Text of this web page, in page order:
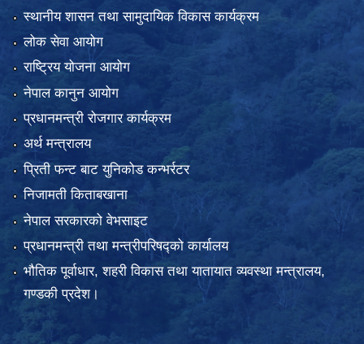
स्थानीय शासन तथा सामुदायिक विकास कार्यक्रम
लोक सेवा आयोग
राष्ट्रिय योजना आयोग
नेपाल कानुन आयोग
प्रधानमन्त्री रोजगार कार्यक्रम
अर्थ मन्त्रालय
प्रिती फन्ट बाट युनिकोड कन्भर्रटर
निजामती किताबखाना
नेपाल सरकारको वेभसाइट
प्रधानमन्त्री तथा मन्त्रीपरिषद्को कार्यालय
भौतिक पूर्वाधार, शहरी विकास तथा यातायात व्यवस्था मन्त्रालय,
गण्डकी प्रदेश।